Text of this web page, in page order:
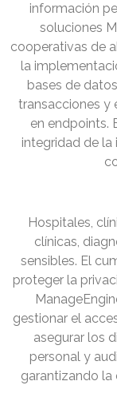
información
soluciones
cooperativas de
la
bases de
transacciones y
en endpoints.
integridad de la
Hospitales,
clínicas,
sensibles. El
proteger la
gestionar el
asegurar los
personal y
garantizando la